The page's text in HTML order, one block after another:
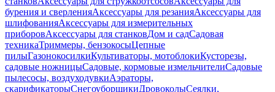
бурения и сверленияАксессуары для резанияАксессуары для
шлифованияАксессуары для измерительных
приборовАксессуары для станковДом и садСадовая
техникаТриммеры, бензокосыЦепные
пилыГазонокосилкиКультиваторы, мотоблокиКусторезы,
садовые ножницыСадовые, кормовые измельчителиСадовые
пылесосы, воздуходувкиАэраторы,
скарификаторыСнегоуборщикиДровоколыСеялки,